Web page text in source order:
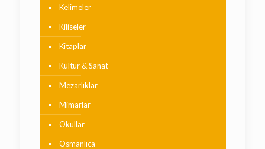
Kelimeler
Kiliseler
Kitaplar
Kültür & Sanat
Mezarlıklar
Mimarlar
Okullar
Osmanlıca